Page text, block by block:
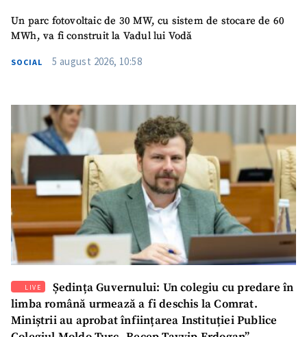
Un parc fotovoltaic de 30 MW, cu sistem de stocare de 60
MWh, va fi construit la Vadul lui Vodă
SOCIAL 5 august 2026, 10:58
LIVE
Ședința Guvernului: Un colegiu cu predare în
limba română urmează a fi deschis la Comrat.
Miniștrii au aprobat înființarea Instituției Publice